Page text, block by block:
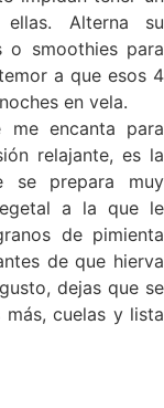
Alterna su
o smoothies para
a que esos 4
en vela.
me encanta para
relajante, es la
se prepara muy
a la que le
de pimienta
de que hierva
dejas que se
cuelas y lista